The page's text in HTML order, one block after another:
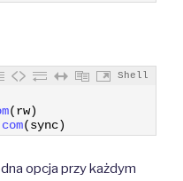
Shell
(rw)
(sync)
opcja przy każdym